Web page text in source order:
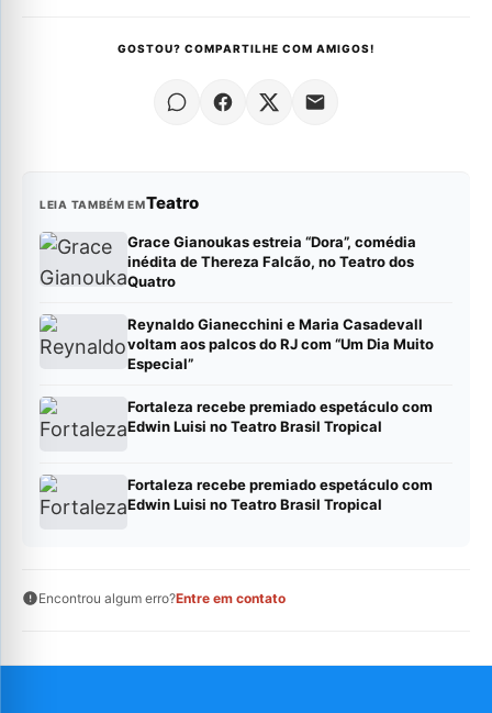
GOSTOU? COMPARTILHE COM AMIGOS!
LEIA TAMBÉM EMTeatro
Grace Gianoukas estreia “Dora”, comédia
inédita de Thereza Falcão, no Teatro dos
Quatro
Reynaldo Gianecchini e Maria Casadevall
voltam aos palcos do RJ com “Um Dia Muito
Especial”
Fortaleza recebe premiado espetáculo com
Edwin Luisi no Teatro Brasil Tropical
Fortaleza recebe premiado espetáculo com
Edwin Luisi no Teatro Brasil Tropical
Encontrou algum erro?Entre em contato